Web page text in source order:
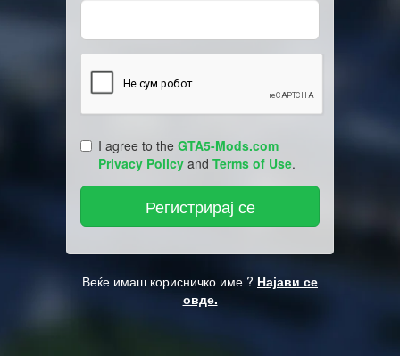
I agree to the GTA5-Mods.com
Privacy Policy and Terms of Use.
Веќе имаш корисничко име ? Најави се
овде.